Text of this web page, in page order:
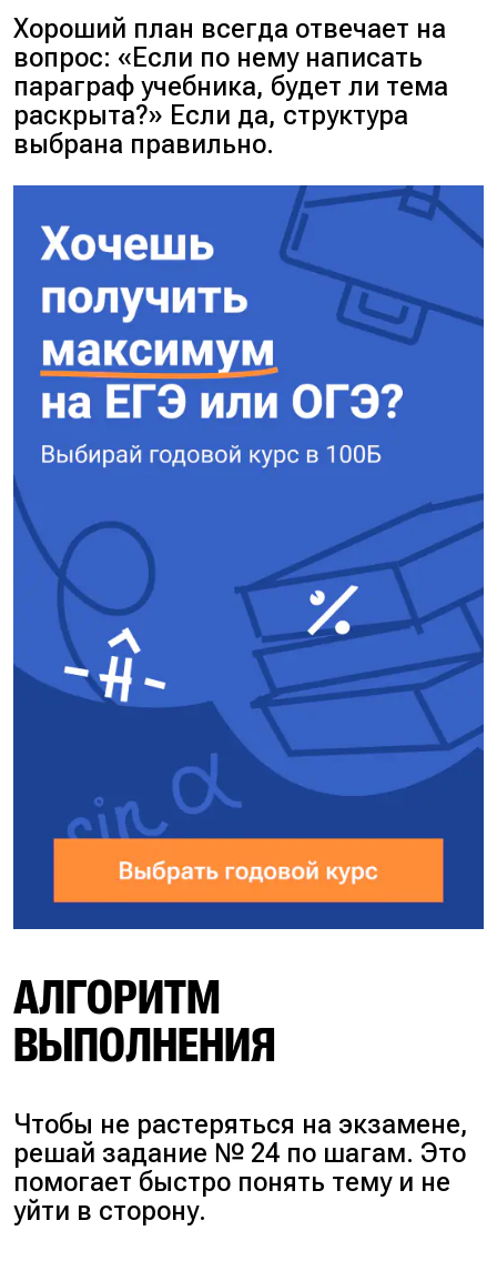
Хороший план всегда отвечает на
вопрос: «Если по нему написать
параграф учебника, будет ли тема
раскрыта?» Если да, структура
выбрана правильно.
АЛГОРИТМ
ВЫПОЛНЕНИЯ
Чтобы не растеряться на экзамене,
решай задание № 24 по шагам. Это
помогает быстро понять тему и не
уйти в сторону.